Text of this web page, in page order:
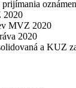
2020
MVZ 2020
2020
a KUZ